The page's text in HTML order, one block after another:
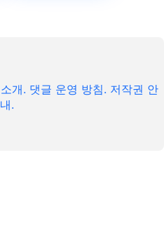
소개. 댓글 운영 방침. 저작권 안
내.